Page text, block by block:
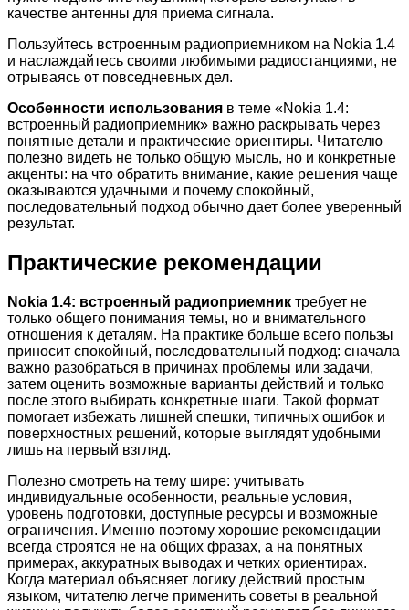
качестве антенны для приема сигнала.
Пользуйтесь встроенным радиоприемником на Nokia 1.4
и наслаждайтесь своими любимыми радиостанциями, не
отрываясь от повседневных дел.
Особенности использования в теме «Nokia 1.4:
встроенный радиоприемник» важно раскрывать через
понятные детали и практические ориентиры. Читателю
полезно видеть не только общую мысль, но и конкретные
акценты: на что обратить внимание, какие решения чаще
оказываются удачными и почему спокойный,
последовательный подход обычно дает более уверенный
результат.
Практические рекомендации
Nokia 1.4: встроенный радиоприемник требует не
только общего понимания темы, но и внимательного
отношения к деталям. На практике больше всего пользы
приносит спокойный, последовательный подход: сначала
важно разобраться в причинах проблемы или задачи,
затем оценить возможные варианты действий и только
после этого выбирать конкретные шаги. Такой формат
помогает избежать лишней спешки, типичных ошибок и
поверхностных решений, которые выглядят удобными
лишь на первый взгляд.
Полезно смотреть на тему шире: учитывать
индивидуальные особенности, реальные условия,
уровень подготовки, доступные ресурсы и возможные
ограничения. Именно поэтому хорошие рекомендации
всегда строятся не на общих фразах, а на понятных
примерах, аккуратных выводах и четких ориентирах.
Когда материал объясняет логику действий простым
языком, читателю легче применить советы в реальной